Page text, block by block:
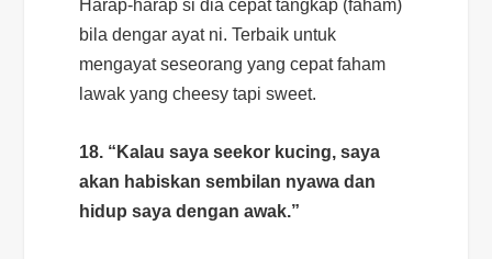
Harap-harap si dia cepat tangkap (faham)
bila dengar ayat ni. Terbaik untuk
mengayat seseorang yang cepat faham
lawak yangcheesy tapisweet.
18. “Kalau saya seekor kucing, saya
akan habiskan sembilan nyawa dan
hidup saya dengan awak.”